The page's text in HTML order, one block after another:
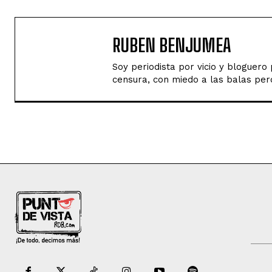
RUBEN BENJUMEA
Soy periodista por vicio y
censura, con miedo a las balas